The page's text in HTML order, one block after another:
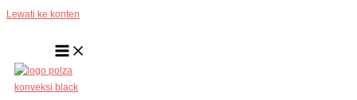
Lewati ke konten